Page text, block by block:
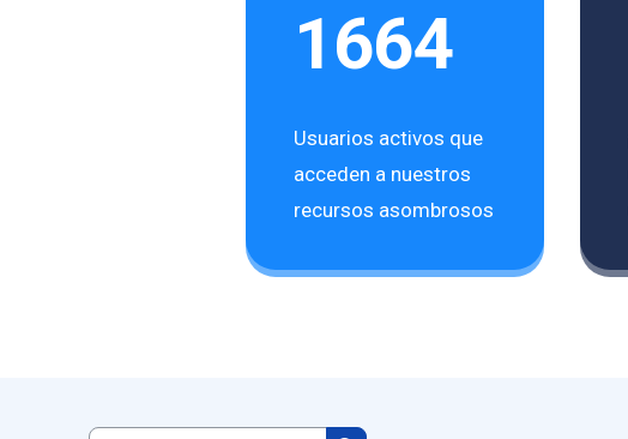
1664
Usuarios activos que
acceden a nuestros
recursos asombrosos